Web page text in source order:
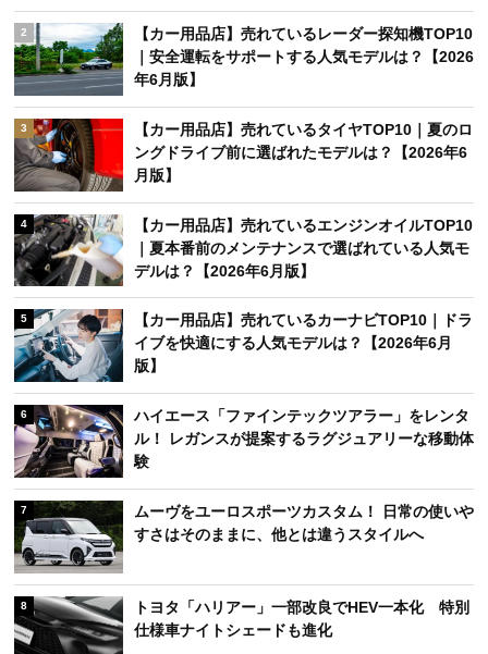
2
【カー用品店】売れているレーダー探知機TOP10
｜安全運転をサポートする人気モデルは？【2026
年6月版】
3
【カー用品店】売れているタイヤTOP10｜夏のロ
ングドライブ前に選ばれたモデルは？【2026年6
月版】
4
【カー用品店】売れているエンジンオイルTOP10
｜夏本番前のメンテナンスで選ばれている人気モ
デルは？【2026年6月版】
5
【カー用品店】売れているカーナビTOP10｜ドラ
イブを快適にする人気モデルは？【2026年6月
版】
6
ハイエース「ファインテックツアラー」をレンタ
ル！ レガンスが提案するラグジュアリーな移動体
験
7
ムーヴをユーロスポーツカスタム！ 日常の使いや
すさはそのままに、他とは違うスタイルへ
8
トヨタ「ハリアー」一部改良でHEV一本化 特別
仕様車ナイトシェードも進化